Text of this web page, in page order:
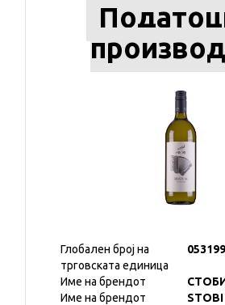
Глобален број на
трговската единица
Име на брендот
Име на брендот
STOBI